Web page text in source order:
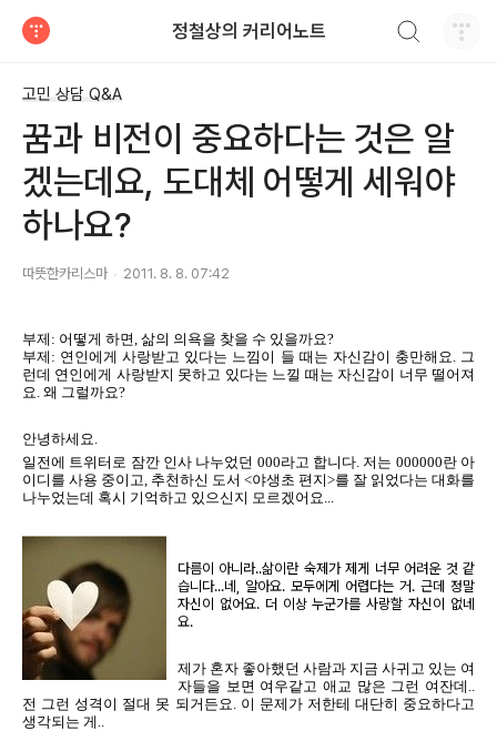
정철상의 커리어노트
고민 상담 Q&A
꿈과 비전이 중요하다는 것은 알
겠는데요, 도대체 어떻게 세워야
하나요?
따뜻한카리스마 2011. 8. 8. 07:42
부제: 어떻게 하면, 삶의 의욕을 찾을 수 있을까요?
부제: 연인에게 사랑받고 있다는 느낌이 들 때는 자신감이 충만해요. 그
런데 연인에게 사랑받지 못하고 있다는 느낄 때는 자신감이 너무 떨어져
요. 왜 그럴까요?
안녕하세요.
일전에 트위터로 잠깐 인사 나누었던 000라고 합니다. 저는 000000란 아
이디를 사용 중이고, 추천하신 도서 <야생초 편지>를 잘 읽었다는 대화를
나누었는데 혹시 기억하고 있으신지 모르겠어요...
다름이 아니라..삶이란 숙제가 제게 너무 어려운 것 같
습니다...네, 알아요. 모두에게 어렵다는 거. 근데 정말
자신이 없어요. 더 이상 누군가를 사랑할 자신이 없네
요.
제가 혼자 좋아했던 사람과 지금 사귀고 있는 여
자들을 보면 여우같고 애교 많은 그런 여잔데..
전 그런 성격이 절대 못 되거든요. 이 문제가 저한테 대단히 중요하다고
생각되는 게..